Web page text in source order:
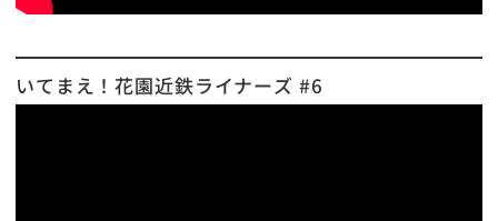
いてまえ！花園近鉄ライナーズ #6